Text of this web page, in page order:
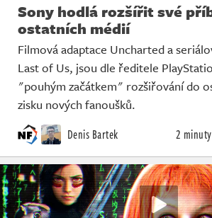
Sony hodlá rozšířit své
ostatních médií
Filmová adaptace Uncharted a
Last of Us, jsou dle ředitele
"pouhým začátkem" rozšiřování do
zisku nových fanoušků.
Denis Bartek 2 minuty